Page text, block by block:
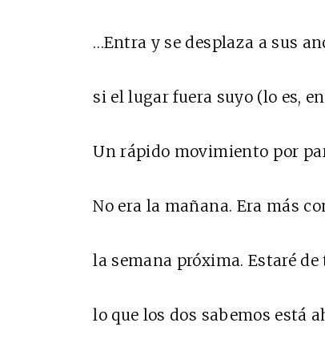
…Entra y se desplaza a sus
si el lugar fuera suyo (lo es,
Un rápido movimiento por
No era la mañana. Era más
la semana próxima. Estaré
lo que los dos sabemos está